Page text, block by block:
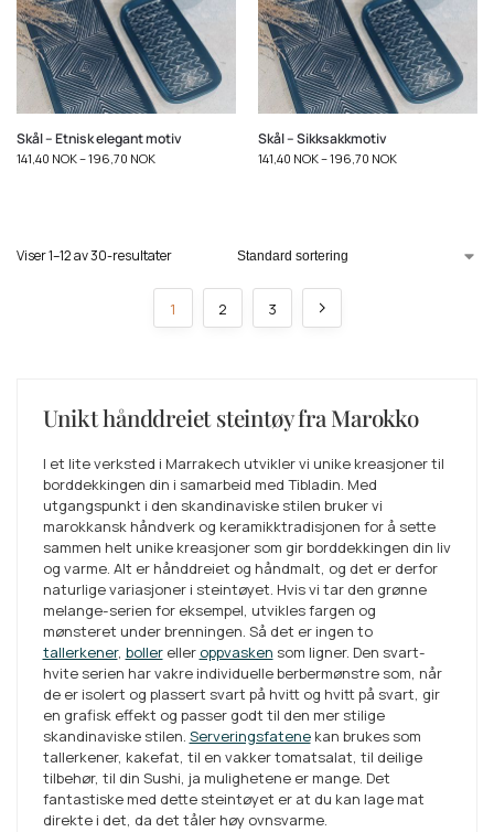
Skål – Etnisk elegant motiv
141,40 NOK–196,70 NOK
Skål – Sikksakkmotiv
141,40 NOK–196,70 NOK
Viser 1–12 av 30-resultater
1 2 3
Unikt hånddreiet steintøy fra Marokko
I et lite verksted i Marrakech utvikler vi unike kreasjoner til
borddekkingen din i samarbeid med Tibladin. Med
utgangspunkt i den skandinaviske stilen bruker vi
marokkansk håndverk og keramikktradisjonen for å sette
sammen helt unike kreasjoner som gir borddekkingen din liv
og varme. Alt er hånddreiet og håndmalt, og det er derfor
naturlige variasjoner i steintøyet. Hvis vi tar den grønne
melange-serien for eksempel, utvikles fargen og
mønsteret under brenningen. Så det er ingen to
tallerkener, bollereller oppvasken som ligner. Den svart-
hvite serien har vakre individuelle berbermønstre som, når
de er isolert og plassert svart på hvitt og hvitt på svart, gir
en grafisk effekt og passer godt til den mer stilige
skandinaviske stilen. Serveringsfatenekan brukes som
tallerkener, kakefat, til en vakker tomatsalat, til deilige
tilbehør, til din Sushi, ja mulighetene er mange. Det
fantastiske med dette steintøyet er at du kan lage mat
direkte i det, da det tåler høy ovnsvarme.